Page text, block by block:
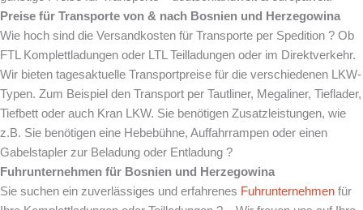
Preise für Transporte von & nach Bosnien und Herzegowina
Wie hoch sind die Versandkosten für Transporte per Spedition ? Ob
FTL Komplettladungen oder LTL Teilladungen oder im Direktverkehr.
Wir bieten tagesaktuelle Transportpreise für die verschiedenen LKW-
Typen. Zum Beispiel den Transport per Tautliner, Megaliner, Tieflader,
Tiefbett oder auch Kran LKW. Sie benötigen Zusatzleistungen, wie
z.B. Sie benötigen eine Hebebühne, Auffahrrampen oder einen
Gabelstapler zur Beladung oder Entladung ?
Fuhrunternehmen für Bosnien und Herzegowina
Sie suchen ein zuverlässiges und erfahrenes Fuhrunternehmen für